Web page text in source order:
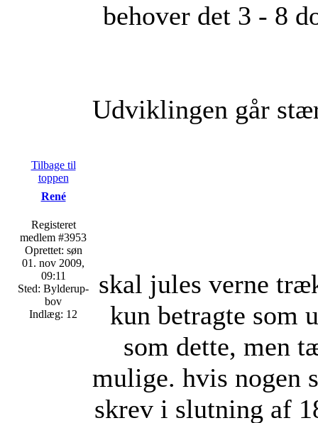
behover det 3 - 8
Udviklingen går
Tilbage til
toppen
René
Registeret
medlem #3953
Oprettet: søn
01. nov 2009,
09:11
Sted: Bylderup-
bov
Indlæg: 12
skal jules verne
kun betragte som
som dette, men
mulige. hvis nogen
skrev i slutning af